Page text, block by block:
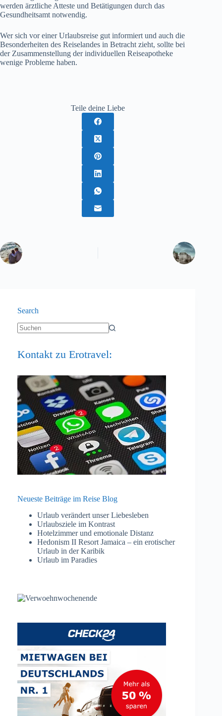
werden ärztliche Atteste und Betätigungen durch das
Gesundheitsamt notwendig.
Wer sich vor einer Urlaubsreise gut informiert und auch die
Besonderheiten des Reiselandes in Betracht zieht, sollte bei
der Zusammenstellung der individuellen Reiseapotheke
wenige Probleme haben.
Teile deine Liebe
Search
Kontakt zu Erotravel:
Neueste Beiträge im Reise Blog
Urlaub verändert unser Liebesleben
Urlaubsziele im Kontrast
Hotelzimmer und emotionale Distanz
Hedonism II Resort Jamaica – ein erotischer
Urlaub in der Karibik
Urlaub im Paradies